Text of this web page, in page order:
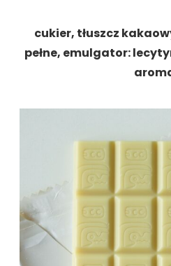
cukier, tłuszcz
pełne, emulgator: